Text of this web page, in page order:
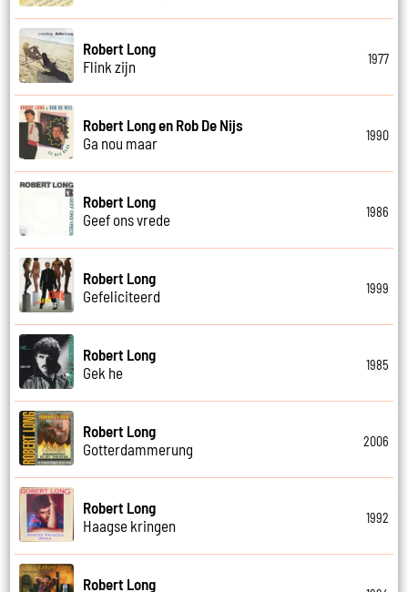
Robert Long
Flink zijn
1977
Robert Long en Rob De Nijs
Ga nou maar
1990
Robert Long
Geef ons vrede
1986
Robert Long
Gefeliciteerd
1999
Robert Long
Gek he
1985
Robert Long
Gotterdammerung
2006
Robert Long
Haagse kringen
1992
Robert Long